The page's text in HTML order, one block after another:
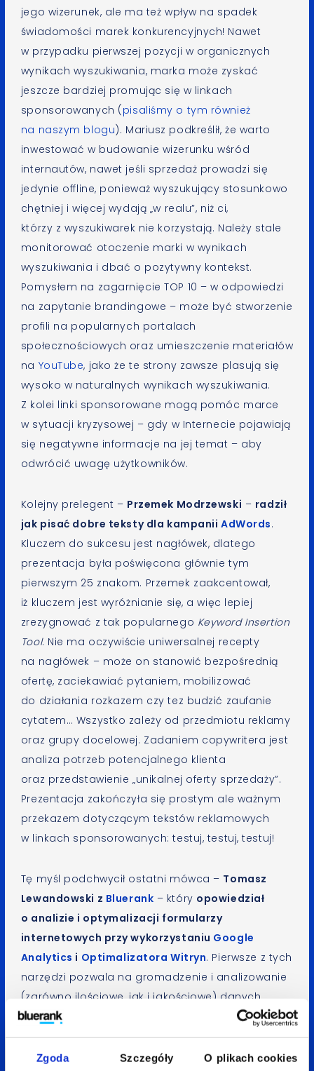
Zgoda Szczegóły O plikach cookies
jego wizerunek, ale ma też wpływ na spadek
świadomości marek konkurencyjnych! Nawet
w przypadku pierwszej pozycji w organicznych
wynikach wyszukiwania, marka może zyskać
jeszcze bardziej promując się w linkach
sponsorowanych ( pisaliśmy o tym również
na naszym blogu). Mariusz podkreślił, że warto
inwestować w budowanie wizerunku wśród
internautów, nawet jeśli sprzedaż prowadzi się
jedynie offline, ponieważ wyszukujący stosunkowo
chętniej i więcej wydają „w realu”, niż ci,
którzy z wyszukiwarek nie korzystają. Należy stale
monitorować otoczenie marki w wynikach
wyszukiwania i dbać o pozytywny kontekst.
Pomysłem na zagarnięcie TOP 10 – w odpowiedzi
na zapytanie brandingowe – może być stworzenie
profili na popularnych portalach
społecznościowych oraz umieszczenie materiałów
na YouTube, jako że te strony zawsze plasują się
wysoko w naturalnych wynikach wyszukiwania.
Z kolei linki sponsorowane mogą pomóc marce
w sytuacji kryzysowej – gdy w Internecie pojawiają
się negatywne informacje na jej temat – aby
odwrócić uwagę użytkowników.
Kolejny prelegent – Przemek Modrzewski – radził
jak pisać dobre teksty dla kampaniiAdWords.
Kluczem do sukcesu jest nagłówek, dlatego
prezentacja była poświęcona głównie tym
pierwszym 25 znakom. Przemek zaakcentował,
iż kluczem jest wyróżnianie się, a więc lepiej
zrezygnować z tak popularnego Keyword Insertion
Tool. Nie ma oczywiście uniwersalnej recepty
na nagłówek – może on stanowić bezpośrednią
ofertę, zaciekawiać pytaniem, mobilizować
do działania rozkazem czy tez budzić zaufanie
cytatem… Wszystko zależy od przedmiotu reklamy
oraz grupy docelowej. Zadaniem copywritera jest
analiza potrzeb potencjalnego klienta
oraz przedstawienie „unikalnej oferty sprzedaży”.
Prezentacja zakończyła się prostym ale ważnym
przekazem dotyczącym tekstów reklamowych
w linkach sponsorowanych: testuj, testuj, testuj!
Tę myśl podchwycił ostatni mówca – Tomasz
Lewandowski z Bluerank – który opowiedział
o analizie i optymalizacji formularzy
internetowych przy wykorzystaniu Google
Analytics i Optimalizatora Witryn. Pierwsze z tych
narzędzi pozwala na gromadzenie i analizowanie
(zarówno ilościowe, jak i jakościowe) danych
o błędach popełnianych przez internautów przy
wypełnianiu formularzy. Na ich podstawie wyciąga
się wnioski czy i jakie zmiany należy wprowadzić.